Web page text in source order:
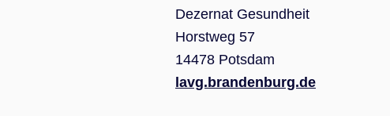
Dezernat Gesundheit
Horstweg 57
14478 Potsdam
lavg.brandenburg.de